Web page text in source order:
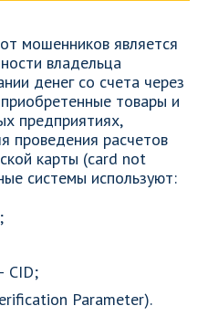
мошенников является
владельца
денег со счета через
товары и
предприятиях,
проведения расчетов
карты (card not
системы используют:
CID;
Parameter).